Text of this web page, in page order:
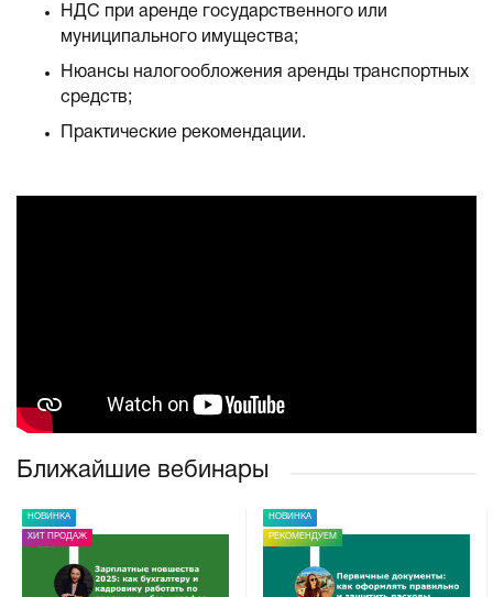
НДС при аренде государственного или
муниципального имущества;
Нюансы налогообложения аренды транспортных
средств;
Практические рекомендации.
Ближайшие вебинары
НОВИНКА
ХИТ ПРОДАЖ
НОВИНКА
РЕКОМЕНДУЕМ